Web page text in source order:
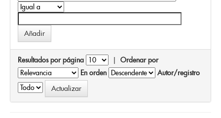
Resultados por página | Ordenar por
En orden
Autor/registro